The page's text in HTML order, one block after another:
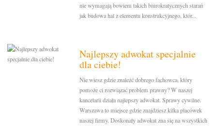
nie wymagają bowiem takich biurokratycznych starań
jak budowa hal z elementu konstrukcyjnego, któr...
Najlepszy adwokat specjalnie
dla ciebie!
Nie wiesz gdzie znaleźć dobrego fachowca, który
pomoże ci rozwiązać problem prawny? W naszej
kancelarii działa najlepszy adwokat. Sprawy cywilne.
Warszawa to miejsce gdzie znajdziesz kilka placówek
naszej firmy. Doskonały adwokat zna się na wszystkich